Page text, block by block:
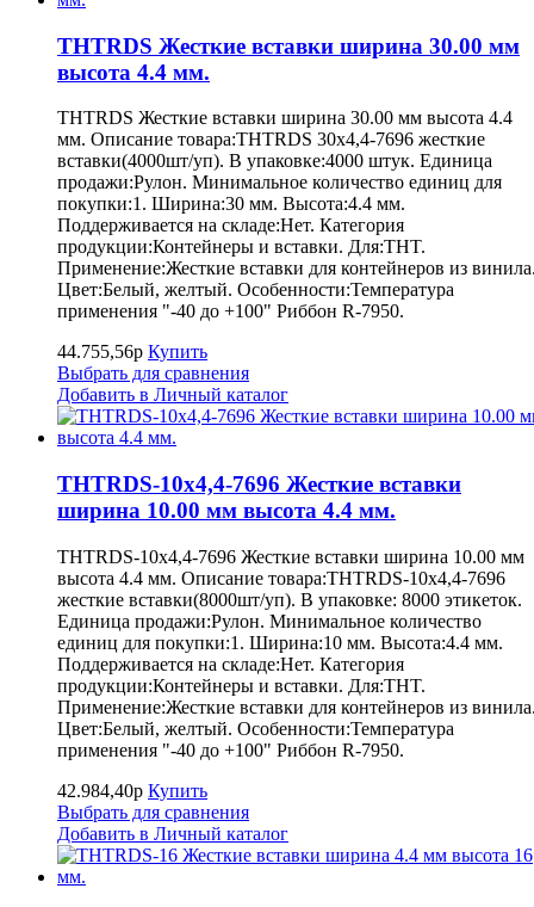
THTRDS Жесткие вставки ширина 30.00 мм
высота 4.4 мм.
THTRDS Жесткие вставки ширина 30.00 мм высота 4.4
мм. Описание товара:THTRDS 30x4,4-7696 жесткие
вставки(4000шт/уп). В упаковке:4000 штук. Единица
продажи:Рулон. Минимальное количество единиц для
покупки:1. Ширина:30 мм. Высота:4.4 мм.
Поддерживается на складе:Нет. Категория
продукции:Контейнеры и вставки. Для:THT.
Применение:Жесткие вставки для контейнеров из
Цвет:Белый, желтый. Особенности:Температура
применения "-40 до +100" Риббон R-7950.
44.755,56р Купить
Выбрать для сравнения
Добавить в Личный каталог
THTRDS-10x4,4-7696 Жесткие вставки
ширина 10.00 мм высота 4.4 мм.
THTRDS-10x4,4-7696 Жесткие вставки ширина 10.00 мм
высота 4.4 мм. Описание товара:THTRDS-10x4,4-7696
жесткие вставки(8000шт/уп). В упаковке: 8000 этикеток.
Единица продажи:Рулон. Минимальное количество
единиц для покупки:1. Ширина:10 мм. Высота:4.4 мм.
Поддерживается на складе:Нет. Категория
продукции:Контейнеры и вставки. Для:THT.
Применение:Жесткие вставки для контейнеров из
Цвет:Белый, желтый. Особенности:Температура
применения "-40 до +100" Риббон R-7950.
42.984,40р Купить
Выбрать для сравнения
Добавить в Личный каталог